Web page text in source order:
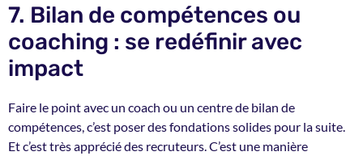
7. Bilan de compétences ou
coaching : se redéfinir avec
impact
Faire le point avec un coach ou un centre de bilan de
compétences, c’est poser des fondations solides pour la suite.
Et c’est très apprécié des recruteurs. C’est une manière